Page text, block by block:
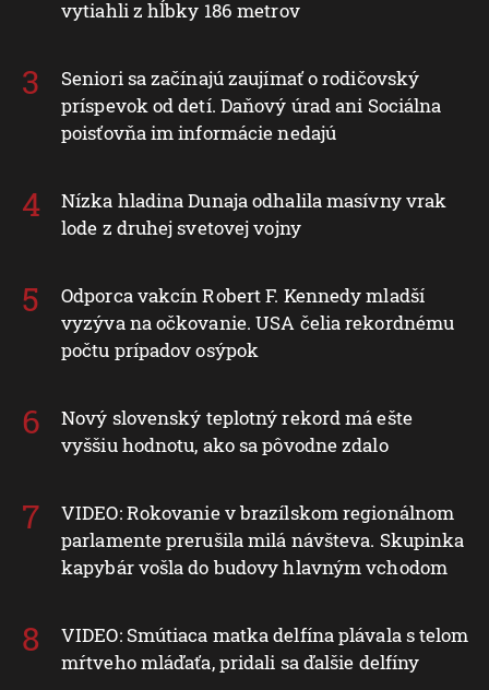
vytiahli z hĺbky 186 metrov
Seniori sa začínajú zaujímať o rodičovský
príspevok od detí. Daňový úrad ani Sociálna
poisťovňa im informácie nedajú
Nízka hladina Dunaja odhalila masívny vrak
lode z druhej svetovej vojny
Odporca vakcín Robert F. Kennedy mladší
vyzýva na očkovanie. USA čelia rekordnému
počtu prípadov osýpok
Nový slovenský teplotný rekord má ešte
vyššiu hodnotu, ako sa pôvodne zdalo
VIDEO: Rokovanie v brazílskom regionálnom
parlamente prerušila milá návšteva. Skupinka
kapybár vošla do budovy hlavným vchodom
VIDEO: Smútiaca matka delfína plávala s telom
mŕtveho mláďaťa, pridali sa ďalšie delfíny